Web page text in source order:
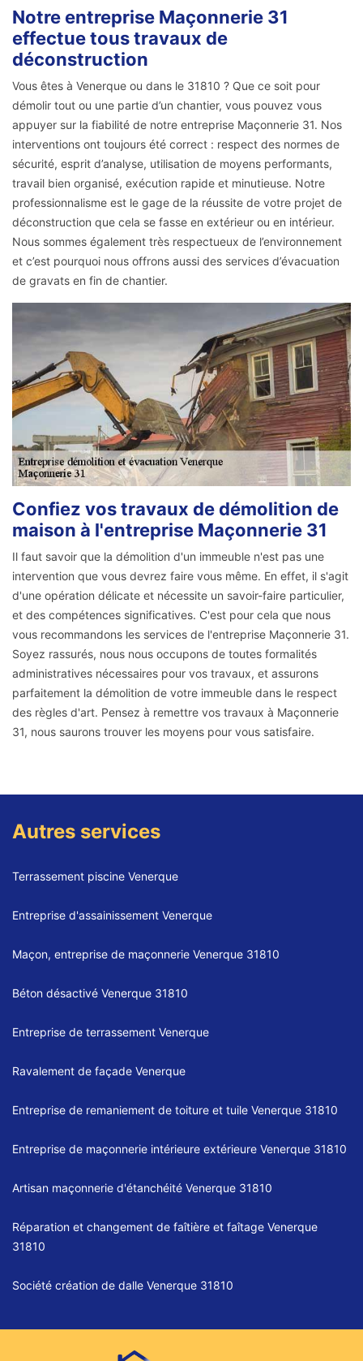
Notre entreprise Maçonnerie 31
effectue tous travaux de
déconstruction
Vous êtes à Venerque ou dans le 31810 ? Que ce soit pour
démolir tout ou une partie d’un chantier, vous pouvez vous
appuyer sur la fiabilité de notre entreprise Maçonnerie 31. Nos
interventions ont toujours été correct : respect des normes de
sécurité, esprit d’analyse, utilisation de moyens performants,
travail bien organisé, exécution rapide et minutieuse. Notre
professionnalisme est le gage de la réussite de votre projet de
déconstruction que cela se fasse en extérieur ou en intérieur.
Nous sommes également très respectueux de l’environnement
et c’est pourquoi nous offrons aussi des services d’évacuation
de gravats en fin de chantier.
Confiez vos travaux de démolition de
maison à l'entreprise Maçonnerie 31
Il faut savoir que la démolition d'un immeuble n'est pas une
intervention que vous devrez faire vous même. En effet, il s'agit
d'une opération délicate et nécessite un savoir-faire particulier,
et des compétences significatives. C'est pour cela que nous
vous recommandons les services de l'entreprise Maçonnerie 31.
Soyez rassurés, nous nous occupons de toutes formalités
administratives nécessaires pour vos travaux, et assurons
parfaitement la démolition de votre immeuble dans le respect
des règles d'art. Pensez à remettre vos travaux à Maçonnerie
31, nous saurons trouver les moyens pour vous satisfaire.
Autres services
Terrassement piscine Venerque
Entreprise d'assainissement Venerque
Maçon, entreprise de maçonnerie Venerque 31810
Béton désactivé Venerque 31810
Entreprise de terrassement Venerque
Ravalement de façade Venerque
Entreprise de remaniement de toiture et tuile Venerque 31810
Entreprise de maçonnerie intérieure extérieure Venerque 31810
Artisan maçonnerie d'étanchéité Venerque 31810
Réparation et changement de faîtière et faîtage Venerque
31810
Société création de dalle Venerque 31810